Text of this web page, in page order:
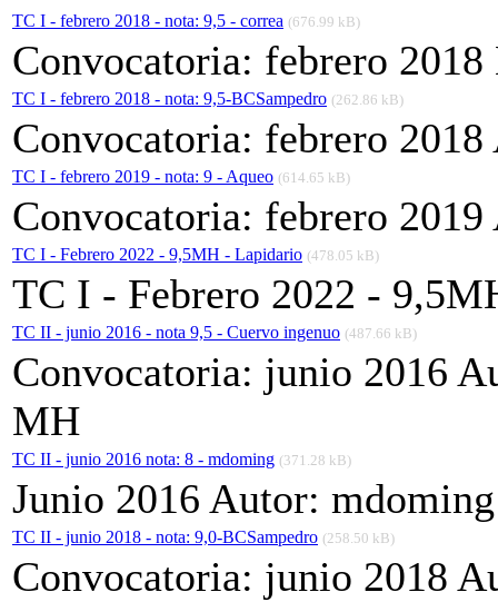
TC I - febrero 2018 - nota: 9,5 - correa (676.99 kB)
Convocatoria: febrero
TC I - febrero 2018 - nota: 9,5-BCSampedro (262.86 kB)
Convocatoria: febrero
TC I - febrero 2019 - nota: 9 - Aqueo (614.65 kB)
Convocatoria: febrero
TC I - Febrero 2022 - 9,5MH - Lapidario (478.05 kB)
TC I - Febrero 2022 -
TC II - junio 2016 - nota 9,5 - Cuervo ingenuo (487.66 kB)
Convocatoria: junio 2016
MH
TC II - junio 2016 nota: 8 - mdoming (371.28 kB)
Junio 2016 Autor:
TC II - junio 2018 - nota: 9,0-BCSampedro (258.50 kB)
Convocatoria: junio 2018